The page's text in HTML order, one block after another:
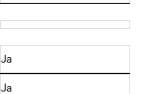
Ja
Ja